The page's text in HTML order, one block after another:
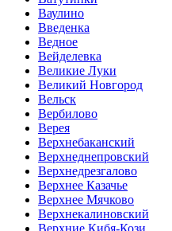
Ваулино
Введенка
Ведное
Вейделевка
Великие Луки
Великий Новгород
Вельск
Вербилово
Верея
Верхнебаканский
Верхнеднепровский
Верхнедрезгалово
Верхнее Казачье
Верхнее Мячково
Верхнекалиновский
Верхние Кибя-Кози